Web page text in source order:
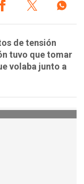
de tensión
tuvo que tomar
volaba junto a